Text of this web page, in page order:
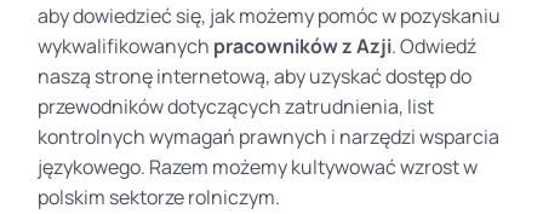
aby dowiedzieć się, jak możemy pomóc w pozyskaniu
wykwalifikowanych pracowników z Azji. Odwiedź
naszą stronę internetową, aby uzyskać dostęp do
przewodników dotyczących zatrudnienia, list
kontrolnych wymagań prawnych i narzędzi wsparcia
językowego. Razem możemy kultywować wzrost w
polskim sektorze rolniczym.